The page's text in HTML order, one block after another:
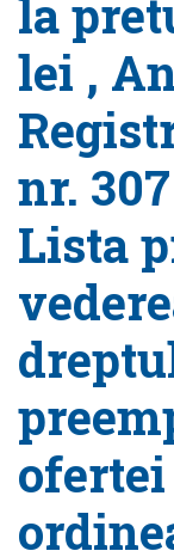
la
lei ,
nr.
Lista